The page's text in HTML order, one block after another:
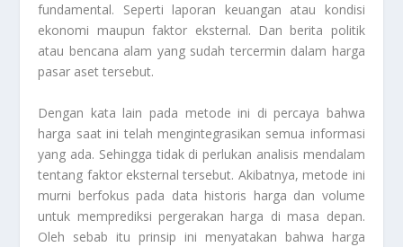
fundamental. Seperti laporan keuangan atau kondisi
ekonomi maupun faktor eksternal. Dan berita politik
atau bencana alam yang sudah tercermin dalam harga
pasar aset tersebut.
Dengan kata lain pada metode ini di percaya bahwa
harga saat ini telah mengintegrasikan semua informasi
yang ada. Sehingga tidak di perlukan analisis mendalam
tentang faktor eksternal tersebut. Akibatnya, metode ini
murni berfokus pada data historis harga dan volume
untuk memprediksi pergerakan harga di masa depan.
Oleh sebab itu prinsip ini menyatakan bahwa harga